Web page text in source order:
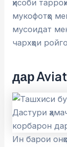
ҳисоби
мукофотҳо
мусоидат
чархҳои
дар
Ин барои